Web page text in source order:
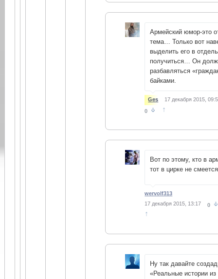
Армейский юмор-это
тема… Только вот
выделить его в
получиться… Он
разбавляться
байками.
Ges
17 декабря 2015,
0
↑
Вот по этому, кто в
тот в цирке не
wervolf313
17 декабря 2015, 13:17
0
↑
Ну так давайте
«Реальные истории